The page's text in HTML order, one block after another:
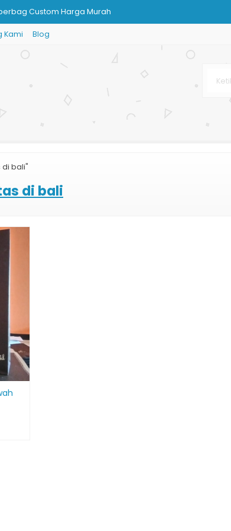
Custom Harga Murah
Shopping Bag Kertas
Tas Murah
Paper Bag Murah Mewah
Paper Bag Cetak
Kami Blog
di bali"
di bali